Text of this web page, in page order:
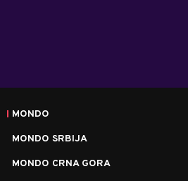
MONDO
MONDO SRBIJA
MONDO CRNA GORA